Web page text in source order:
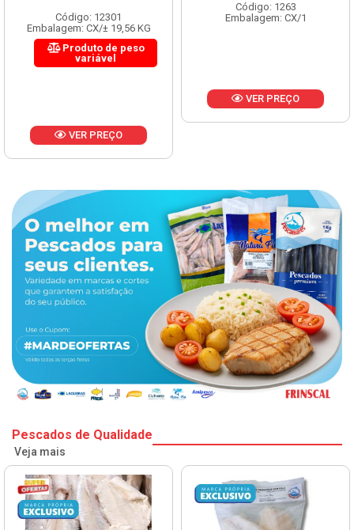
Código: 12301
Embalagem: CX/± 19,56 KG
Produto de peso
variável
VER PREÇO
Código: 1263
Embalagem: CX/1
VER PREÇO
Pescados de Qualidade
Veja mais